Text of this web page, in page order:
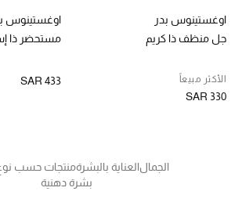
المجوهرات
النساء
اوغستينوس بدر
جل منظف ذا كريم
الأكثر مبيعاً
SAR 330
اوغستينوس
مستحضر ذا
SAR 433
الجمالالعناية بالبشرةمنتجات حسب
بشرة دهنية